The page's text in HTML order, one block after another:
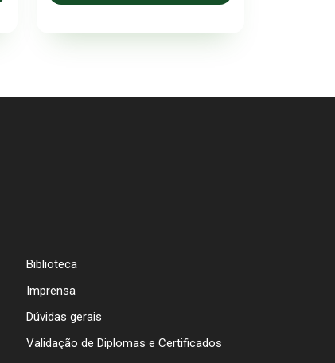
Biblioteca
Imprensa
Dúvidas gerais
Validação de Diplomas e Certificados